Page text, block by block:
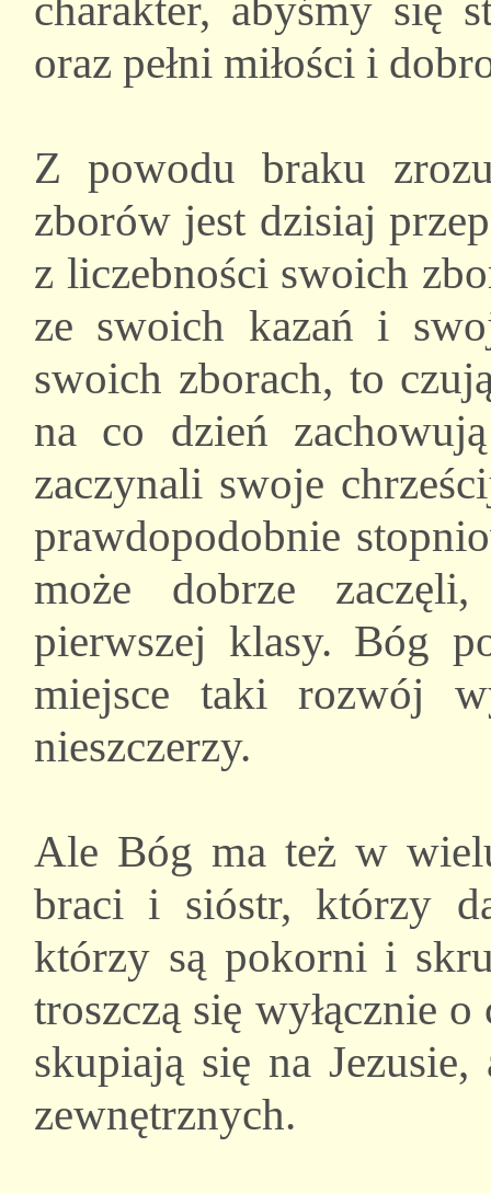
charakter, abyśmy się
oraz pełni miłości i
Z powodu braku
zborów jest dzisiaj
z liczebności swoich
ze swoich kazań i
swoich zborach, to
na co dzień
zaczynali swoje
prawdopodobnie
może dobrze
pierwszej klasy. Bóg
miejsce taki rozwój
nieszczerzy.
Ale Bóg ma też w
braci i sióstr, którzy
którzy są pokorni i
troszczą się wyłącznie
skupiają się na
zewnętrznych.